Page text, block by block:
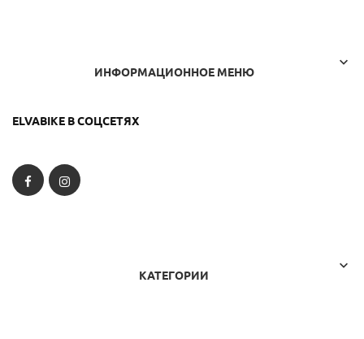
ИНФОРМАЦИОННОЕ МЕНЮ

ELVABIKE В СОЦСЕТЯХ
Facebook
Instagram
КАТЕГОРИИ
